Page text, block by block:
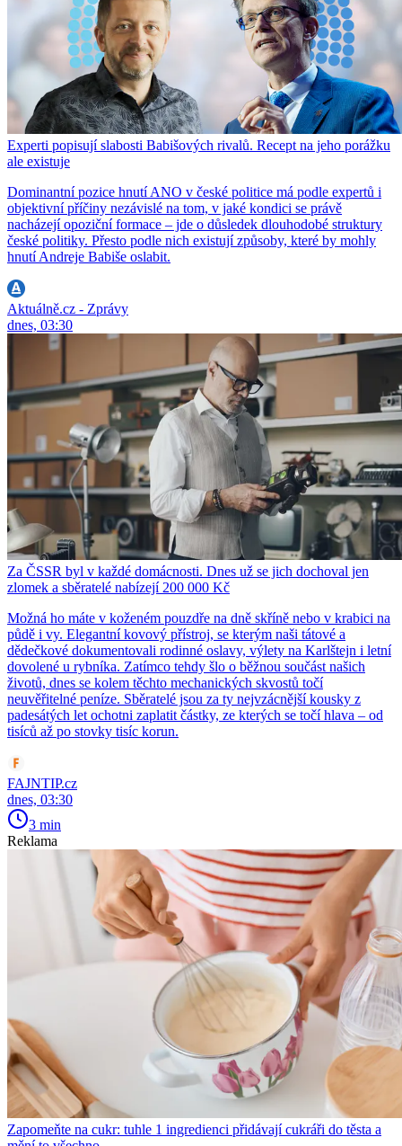
Experti popisují slabosti Babišových rivalů. Recept na jeho porážku
ale existuje
Dominantní pozice hnutí ANO v české politice má podle expertů i
objektivní příčiny nezávislé na tom, v jaké kondici se právě
nacházejí opoziční formace – jde o důsledek dlouhodobé struktury
české politiky. Přesto podle nich existují způsoby, které by mohly
hnutí Andreje Babiše oslabit.
Aktuálně.cz - Zprávy
dnes, 03:30
Za ČSSR byl v každé domácnosti. Dnes už se jich dochoval jen
zlomek a sběratelé nabízejí 200 000 Kč
Možná ho máte v koženém pouzdře na dně skříně nebo v krabici na
půdě i vy. Elegantní kovový přístroj, se kterým naši tátové a
dědečkové dokumentovali rodinné oslavy, výlety na Karlštejn i letní
dovolené u rybníka. Zatímco tehdy šlo o běžnou součást našich
životů, dnes se kolem těchto mechanických skvostů točí
neuvěřitelné peníze. Sběratelé jsou za ty nejvzácnější kousky z
padesátých let ochotni zaplatit částky, ze kterých se točí hlava – od
tisíců až po stovky tisíc korun.
FAJNTIP.cz
dnes, 03:30
3 min
Reklama
Zapomeňte na cukr: tuhle 1 ingredienci přidávají cukráři do těsta a